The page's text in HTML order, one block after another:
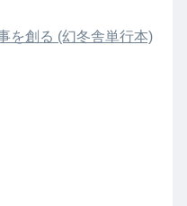
創る (幻冬舎単行本)